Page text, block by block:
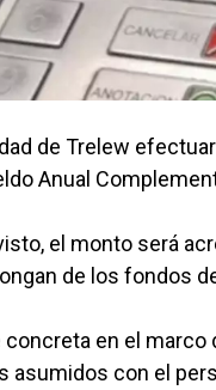
de Trelew
Anual
el monto será
de los fondos
concreta en el
asumidos con el